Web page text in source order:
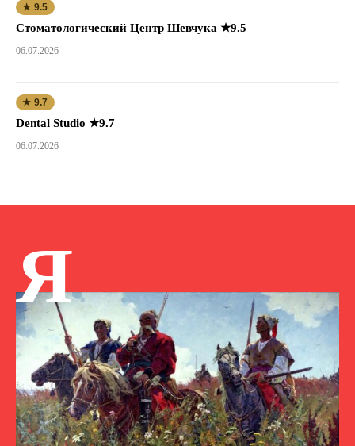
★ 9.5
Стоматологический Центр Шевчука ★9.5
06.07.2026
★ 9.7
Dental Studio ★9.7
06.07.2026
Я